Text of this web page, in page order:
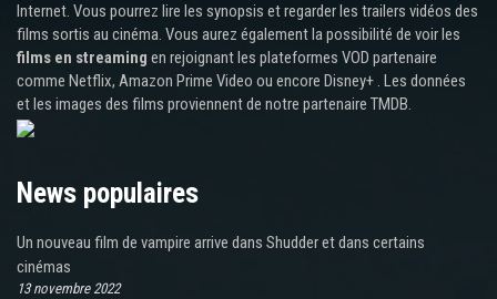
Internet. Vous pourrez lire les synopsis et regarder les trailers vidéos des
films sortis au cinéma. Vous aurez également la possibilité de voir les
films en streaming en rejoignant les plateformes VOD partenaire
comme Netflix, Amazon Prime Video ou encore Disney+ . Les données
et les images des films proviennent de notre partenaire TMDB.
News populaires
Un nouveau film de vampire arrive dans Shudder et dans certains
cinémas
13 novembre 2022